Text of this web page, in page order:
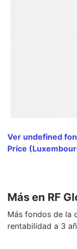
Ver undefined
Price
Más en RF
Más fondos de la
rentabilidad a 3